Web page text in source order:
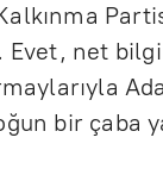
net
bir çaba